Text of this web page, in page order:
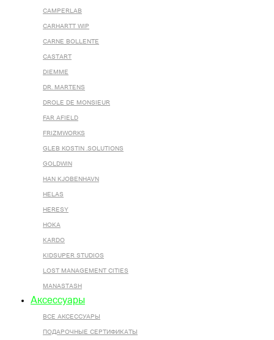
CAMPERLAB
CARHARTT WIP
CARNE BOLLENTE
CASTART
DIEMME
DR. MARTENS
DROLE DE MONSIEUR
FAR AFIELD
FRIZMWORKS
GLEB KOSTIN .SOLUTIONS
GOLDWIN
HAN KJOBENHAVN
HELAS
HERESY
HOKA
KARDO
KIDSUPER STUDIOS
LOST MANAGEMENT CITIES
MANASTASH
Аксессуары
ВСЕ AКСЕССУАРЫ
ПОДАРОЧНЫЕ СЕРТИФИКАТЫ